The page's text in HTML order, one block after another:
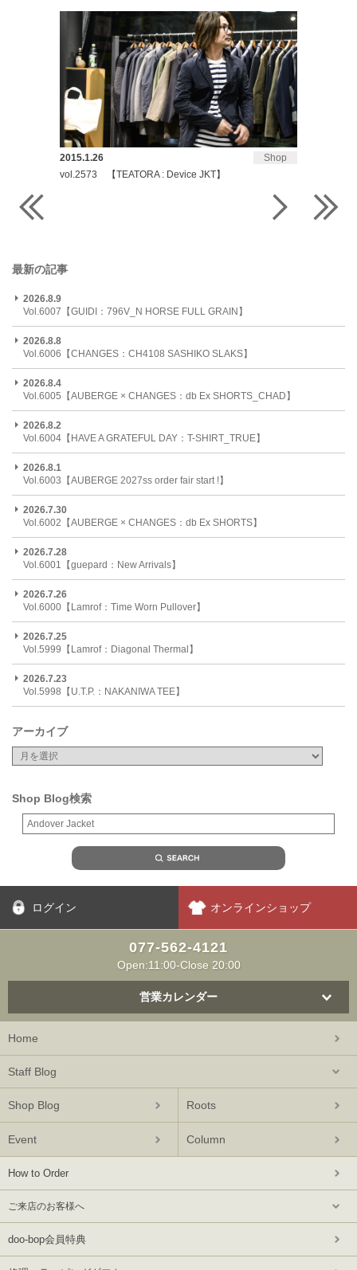
Shop
2015.1.26
vol.2573 【TEATORA : Device JKT】
最新の記事
2026.8.9
Vol.6007【GUIDI：796V_N HORSE FULL GRAIN】
2026.8.8
Vol.6006【CHANGES：CH4108 SASHIKO SLAKS】
2026.8.4
Vol.6005【AUBERGE × CHANGES：db Ex SHORTS_CHAD】
2026.8.2
Vol.6004【HAVE A GRATEFUL DAY：T-SHIRT_TRUE】
2026.8.1
Vol.6003【AUBERGE 2027ss order fair start !】
2026.7.30
Vol.6002【AUBERGE × CHANGES：db Ex SHORTS】
2026.7.28
Vol.6001【guepard：New Arrivals】
2026.7.26
Vol.6000【Lamrof：Time Worn Pullover】
2026.7.25
Vol.5999【Lamrof：Diagonal Thermal】
2026.7.23
Vol.5998【U.T.P.：NAKANIWA TEE】
アーカイブ
Shop Blog検索
ログイン オンラインショップ
077-562-4121
Open:11:00-Close 20:00
営業カレンダー
Home
Staff Blog
Shop Blog Roots
Event Column
How to Order
ご来店のお客様へ
doo-bop会員特典